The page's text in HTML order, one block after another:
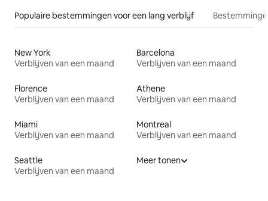
Populaire bestemmingen voor een lang verblijf
New York
Verblijven van een maand
Barcelona
Verblijven van een maand
Florence
Verblijven van een maand
Athene
Verblijven van een maand
Miami
Verblijven van een maand
Montreal
Verblijven van een maand
Seattle
Verblijven van een maand
Meer tonen